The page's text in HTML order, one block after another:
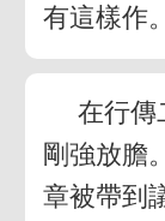
有這樣作。
在行傳
剛強放膽
章被帶到